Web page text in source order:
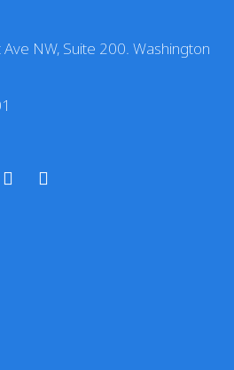
NW, Suite 200. Washington